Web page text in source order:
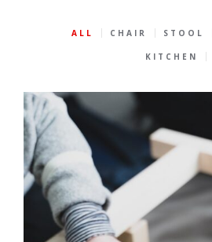
ALL CHAIR STOOL
KITCHEN